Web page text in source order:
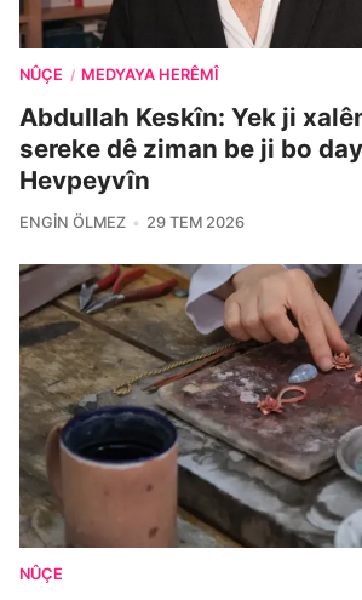
NÛÇE / MEDYAYA HERÊMÎ
Abdullah Keskîn: Yek ji
sereke dê ziman be ji bo
Hevpeyvîn
ENGIN ÖLMEZ 29 TEM 2026
NÛÇE